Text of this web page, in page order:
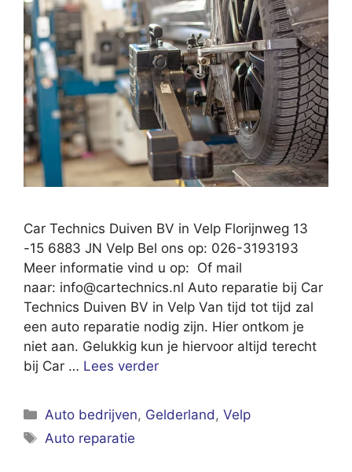
Car Technics Duiven BV in Velp Florijnweg 13
-15 6883 JN Velp Bel ons op: 026-3193193
Meer informatie vind u op: Of mail
naar: info@cartechnics.nl Auto reparatie bij Car
Technics Duiven BV in Velp Van tijd tot tijd zal
een auto reparatie nodig zijn. Hier ontkom je
niet aan. Gelukkig kun je hiervoor altijd terecht
bij Car … Lees verder
Categorieën
Auto bedrijven, Gelderland,Velp
Tags
Auto reparatie